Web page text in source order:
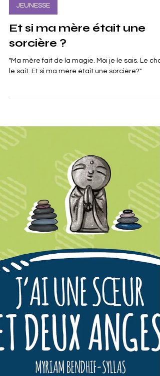
25 juin 2024
JEUNESSE
Et si ma mère était une
sorcière ?